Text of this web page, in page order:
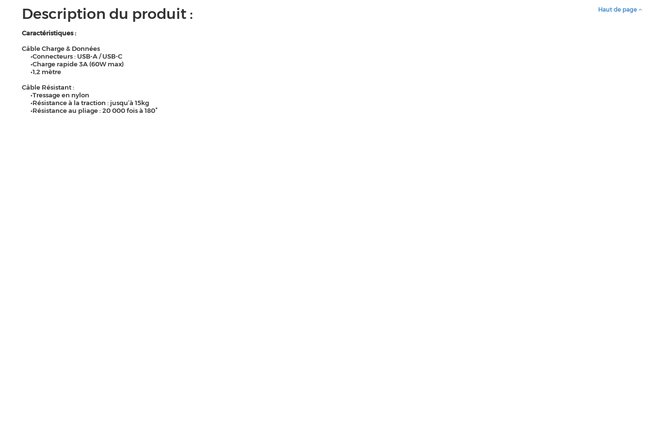
Haut de page
Description du produit :
Caractéristiques :
Câble Charge & Données
•Connecteurs : USB-A / USB-C
•Charge rapide 3A (60W max)
•1,2 mètre
Câble Résistant :
•Tressage en nylon
•Résistance à la traction : jusqu’à 15kg
•Résistance au pliage : 20 000 fois à 180°